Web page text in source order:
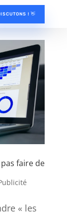
! 👋
faire de
« les